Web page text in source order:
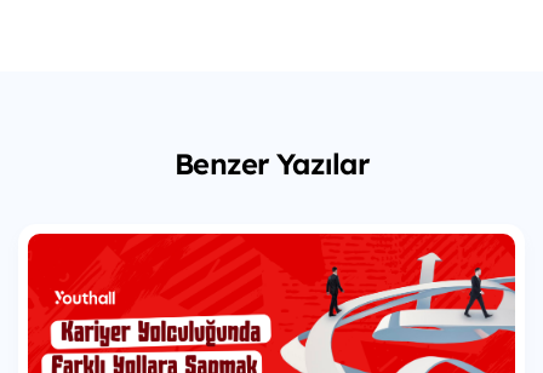
Benzer Yazılar